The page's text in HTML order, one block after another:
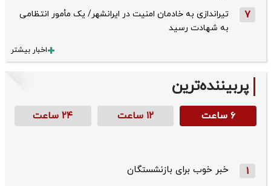
7
تیراندازی به خادمان امنیت در ایرانشهر/ یک مأمور انتظامی
به شهادت رسید
اخبار بیشتر
پربیننده‌ترین
۶ ساعت ۱۲ ساعت ۲۴ ساعت
1 خبر خوب برای بازنشستگان